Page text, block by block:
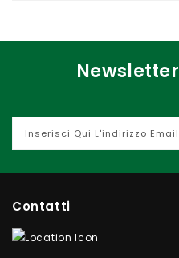
Newsletter
Contatti